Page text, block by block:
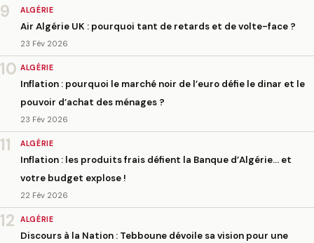
9 ALGÉRIE
Air Algérie UK : pourquoi tant de retards et de volte-face ?
23 Fév 2026
10 ALGÉRIE
Inflation : pourquoi le marché noir de l’euro défie le dinar et le
pouvoir d’achat des ménages ?
23 Fév 2026
11 ALGÉRIE
Inflation : les produits frais défient la Banque d’Algérie… et
votre budget explose !
22 Fév 2026
12 ALGÉRIE
Discours à la Nation : Tebboune dévoile sa vision pour une